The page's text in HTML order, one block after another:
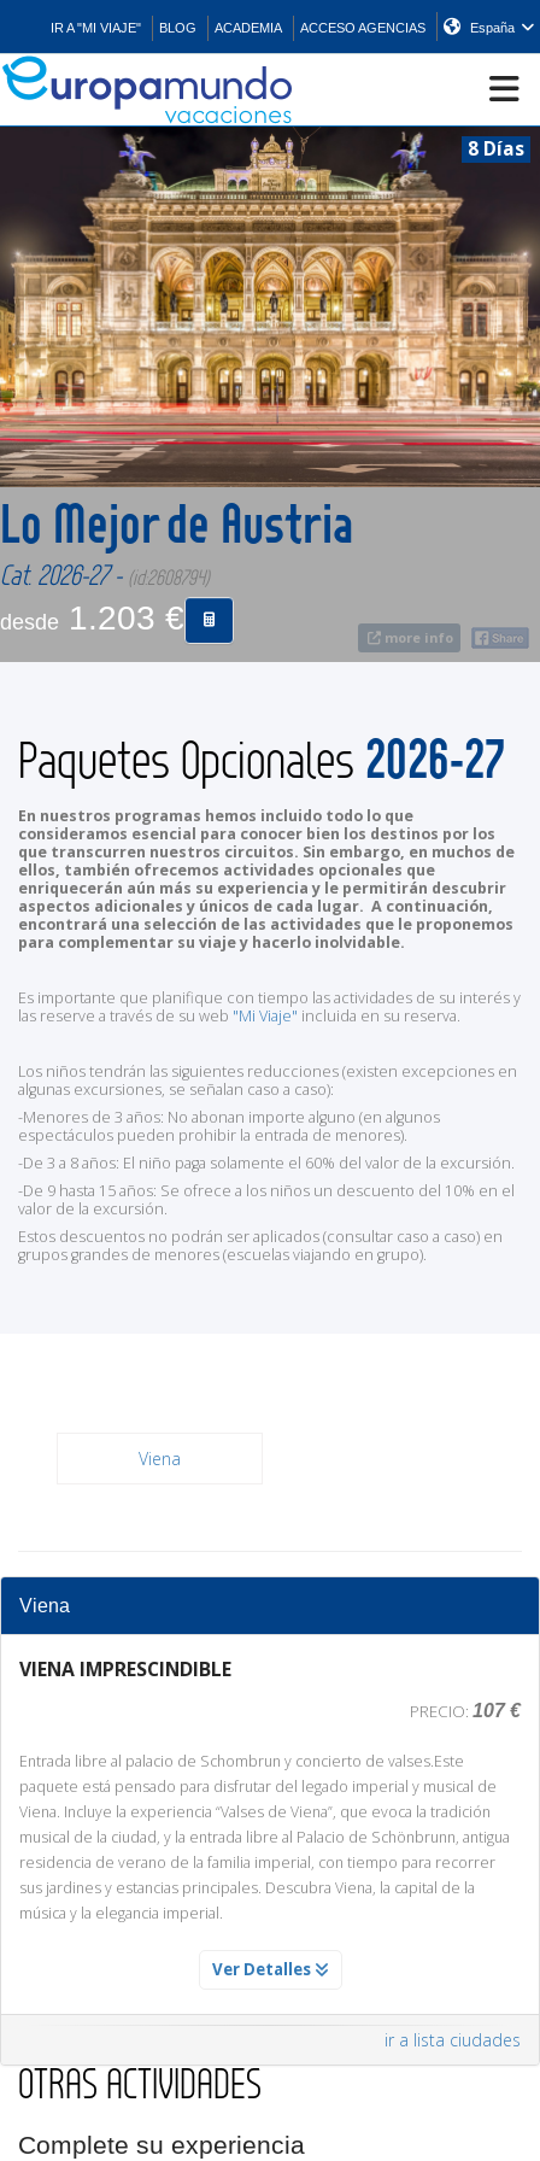
IR A "MI VIAJE" BLOG ACADEMIA ACCESO AGENCIAS España
CRUCEROS
EUROPA
ASIA
ORIENTE
PROMOCIONES
COMPRAR
CONTACTO
8 Días
more info
Lo Mejor de Austria
Cat. 2026-27 - (id:2608794)
desde 1.203 €
Paquetes Opcionales 2026-27
En nuestros programas hemos incluido todo lo que
consideramos esencial para conocer bien los destinos por los
que transcurren nuestros circuitos. Sin embargo, en muchos de
ellos, también ofrecemos actividades opcionales que
enriquecerán aún más su experiencia y le permitirán descubrir
aspectos adicionales y únicos de cada lugar. A continuación,
encontrará una selección de las actividades que le proponemos
para complementar su viaje y hacerlo inolvidable.
Es importante que planifique con tiempo las actividades de su interés y
las reserve a través de su web "Mi Viaje" incluida en su reserva.
Los niños tendrán las siguientes reducciones (existen excepciones en
algunas excursiones, se señalan caso a caso):
-Menores de 3 años: No abonan importe alguno (en algunos
espectáculos pueden prohibir la entrada de menores).
-De 3 a 8 años: El niño paga solamente el 60% del valor de la excursión.
-De 9 hasta 15 años: Se ofrece a los niños un descuento del 10% en el
valor de la excursión.
Estos descuentos no podrán ser aplicados (consultar caso a caso) en
grupos grandes de menores (escuelas viajando en grupo).
Viena
Viena
VIENA IMPRESCINDIBLE
PRECIO: 107 €
Entrada libre al palacio de Schombrun y concierto de valses.Este
paquete está pensado para disfrutar del legado imperial y musical de
Viena. Incluye la experiencia “Valses de Viena”, que evoca la tradición
musical de la ciudad, y la entrada libre al Palacio de Schönbrunn, antigua
residencia de verano de la familia imperial, con tiempo para recorrer
sus jardines y estancias principales. Descubra Viena, la capital de la
música y la elegancia imperial.
ENTRADA AL PALACIO DE SCHONBRUNN
Descubre los Apartamentos del Palacio de Schonbrunn
Recorra algunas de las salas más bellas del palacio y admire obras de
arte únicas, salones majestuosos y elegantes gabinetes. Traslado al
Ver Detalles
ir a lista ciudades
OTRAS ACTIVIDADES
Complete su experiencia